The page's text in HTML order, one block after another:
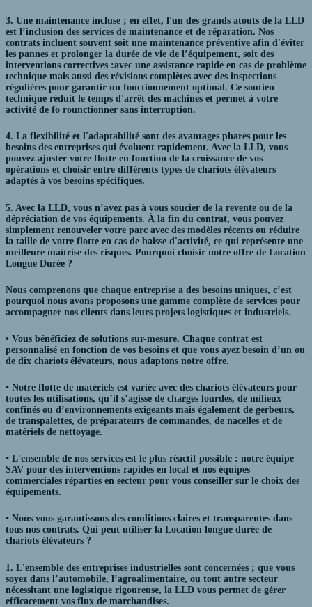
3. Une maintenance incluse ; en effet, l'un des grands atouts de la LLD
est l’inclusion des services de maintenance et de réparation. Nos
contrats incluent souvent soit une maintenance préventive afin d'éviter
les pannes et prolonger la durée de vie de l’équipement, soit des
interventions correctives :avec une assistance rapide en cas de problème
technique mais aussi des révisions complètes avec des inspections
régulières pour garantir un fonctionnement optimal. Ce soutien
technique réduit le temps d'arrêt des machines et permet à votre
activité de fo rounctionner sans interruption.
4. La flexibilité et l'adaptabilité sont des avantages phares pour les
besoins des entreprises qui évoluent rapidement. Avec la LLD, vous
pouvez ajuster votre flotte en fonction de la croissance de vos
opérations et choisir entre différents types de chariots élévateurs
adaptés à vos besoins spécifiques.
5. Avec la LLD, vous n’avez pas à vous soucier de la revente ou de la
dépréciation de vos équipements. À la fin du contrat, vous pouvez
simplement renouveler votre parc avec des modèles récents ou réduire
la taille de votre flotte en cas de baisse d'activité, ce qui représente une
meilleure maîtrise des risques. Pourquoi choisir notre offre de Location
Longue Durée ?
Nous comprenons que chaque entreprise a des besoins uniques, c’est
pourquoi nous avons proposons une gamme complète de services pour
accompagner nos clients dans leurs projets logistiques et industriels.
• Vous bénéficiez de solutions sur-mesure. Chaque contrat est
personnalisé en fonction de vos besoins et que vous ayez besoin d’un ou
de dix chariots élévateurs, nous adaptons notre offre.
• Notre flotte de matériels est variée avec des chariots élévateurs pour
toutes les utilisations, qu’il s’agisse de charges lourdes, de milieux
confinés ou d’environnements exigeants mais également de gerbeurs,
de transpalettes, de préparateurs de commandes, de nacelles et de
matériels de nettoyage.
• L'ensemble de nos services est le plus réactif possible : notre équipe
SAV pour des interventions rapides en local et nos équipes
commerciales réparties en secteur pour vous conseiller sur le choix des
équipements.
• Nous vous garantissons des conditions claires et transparentes dans
tous nos contrats. Qui peut utiliser la Location longue durée de
chariots élévateurs ?
1. L'ensemble des entreprises industrielles sont concernées ; que vous
soyez dans l’automobile, l’agroalimentaire, ou tout autre secteur
nécessitant une logistique rigoureuse, la LLD vous permet de gérer
efficacement vos flux de marchandises.